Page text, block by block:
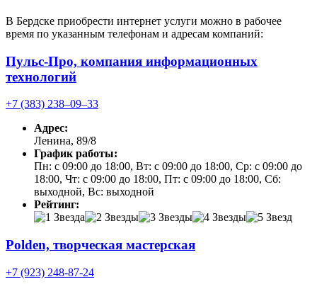
В Бердске приобрести интернет услуги можно в рабочее
время по указанным телефонам и адресам компаний:
Пульс-Про, компания информационных
технологий
+7 (383) 238‒09‒33
Адрес:
Ленина, 89/8
График работы:
Пн: с 09:00 до 18:00, Вт: с 09:00 до 18:00, Ср: с 09:00 до
18:00, Чт: с 09:00 до 18:00, Пт: с 09:00 до 18:00, Сб:
выходной, Вс: выходной
Рейтинг:
Polden, творческая мастерская
+7 (923) 248-87-24